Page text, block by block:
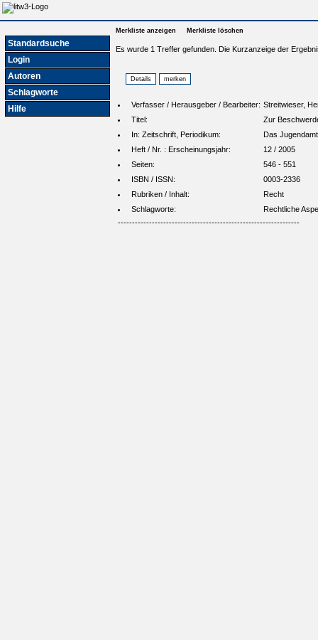
Standardsuche
Login
Autoren
Schlagworte
Hilfe
Merkliste anzeigen Merkliste löschen
Es wurde 1 Treffer gefunden. Die Kurzanzeige der
Verfasser / Herausgeber / Bearbeiter: Streitwieser,
Titel:
Zur
In: Zeitschrift, Periodikum:
Das Jugendamt
Heft / Nr. : Erscheinungsjahr:
12 / 2005
Seiten:
546 - 551
ISBN / ISSN:
0003-2336
Rubriken / Inhalt:
Recht
Schlagworte:
Rechtliche
----------------------------------------------------------------